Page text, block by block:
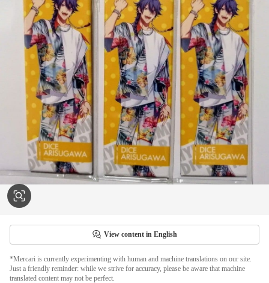
View content in English
*Mercari is currently experimenting with human and machine translations on our site.
Just a friendly reminder: while we strive for accuracy, please be aware that machine
translated content may not be perfect.